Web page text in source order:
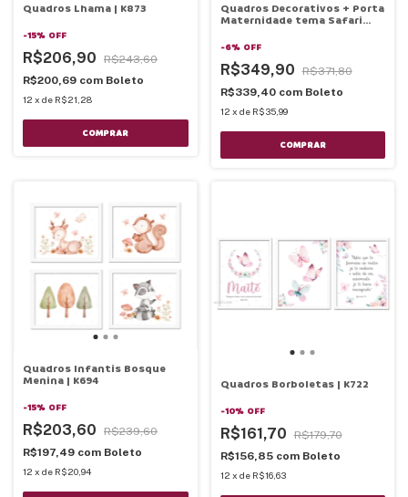
Quadros Lhama | K873
-15% OFF
R$206,90
R$243,60
R$200,69 com Boleto
12 x de R$21,28
COMPRAR
Quadros Decorativos + Porta
Maternidade tema Safari
-6% OFF
R$349,90
R$371,80
R$339,40 com Boleto
12 x de R$35,99
Quadros Infantis Bosque
Menina | K694
-15% OFF
R$203,60
R$239,60
R$197,49 com Boleto
12 x de R$20,94
Quadros Borboletas | K722
-10% OFF
R$161,70
R$179,70
R$156,85 com Boleto
12 x de R$16,63